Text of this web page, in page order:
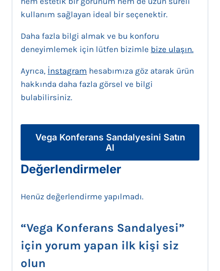
kullanım sağlayan ideal bir seçenektir.
Daha fazla bilgi almak ve bu konforu
deneyimlemek için lütfen bizimle bize ulaşın.
Ayrıca, İnstagram hesabımıza göz atarak ürün
hakkında daha fazla görsel ve bilgi
bulabilirsiniz.
Vega Konferans Sandalyesini Satın
Al
Değerlendirmeler
Henüz değerlendirme yapılmadı.
“Vega Konferans Sandalyesi”
için yorum yapan ilk kişi siz
olun